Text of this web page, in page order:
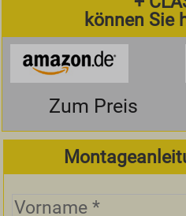
können Sie
Zum Preis